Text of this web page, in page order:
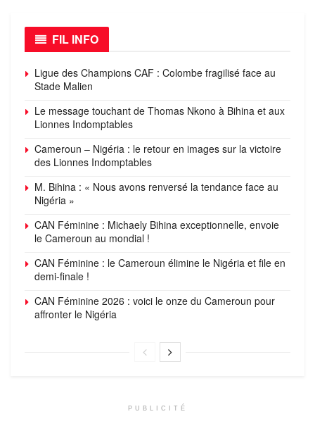
FIL INFO
Ligue des Champions CAF : Colombe fragilisé face au
Stade Malien
Le message touchant de Thomas Nkono à Bihina et aux
Lionnes Indomptables
Cameroun – Nigéria : le retour en images sur la victoire
des Lionnes Indomptables
M. Bihina : « Nous avons renversé la tendance face au
Nigéria »
CAN Féminine : Michaely Bihina exceptionnelle, envoie
le Cameroun au mondial !
CAN Féminine : le Cameroun élimine le Nigéria et file en
demi-finale !
CAN Féminine 2026 : voici le onze du Cameroun pour
affronter le Nigéria
PUBLICITÉ